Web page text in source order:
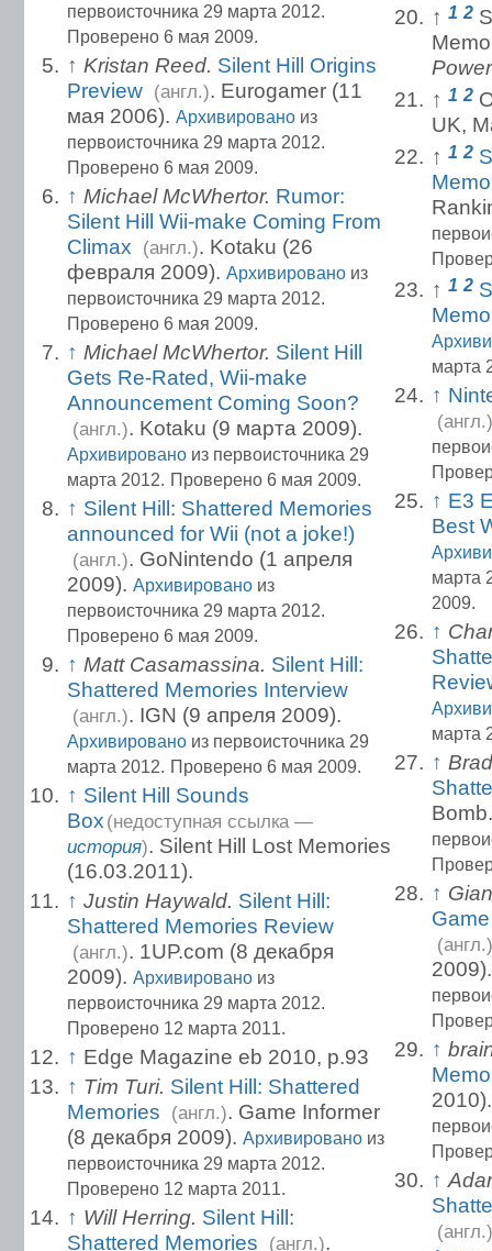
первоисточника 29 марта 2012.
Проверено 6 мая 2009.
↑ Kristan Reed. Silent Hill Origins
Preview (англ.). Eurogamer (11
мая 2006). Архивировано из
первоисточника 29 марта 2012.
Проверено 6 мая 2009.
↑ Michael McWhertor. Rumor:
Silent Hill Wii-make Coming From
Climax
(англ.). Kotaku (26
февраля 2009). Архивировано из
первоисточника 29 марта 2012.
Проверено 6 мая 2009.
↑ Michael McWhertor. Silent Hill
Gets Re-Rated, Wii-make
Announcement Coming Soon?
(англ.) . Kotaku (9 марта 2009).
Архивировано из первоисточника 29
марта 2012. Проверено 6 мая 2009.
↑ Silent Hill: Shattered Memories
announced for Wii (not a joke!)
(англ.). GoNintendo (1 апреля
2009). Архивировано из
первоисточника 29 марта 2012.
Проверено 6 мая 2009.
↑ Matt Casamassina. Silent Hill:
Shattered Memories Interview
(англ.) . IGN (9 апреля 2009).
Архивировано из первоисточника 29
марта 2012. Проверено 6 мая 2009.
↑ Silent Hill Sounds
Box (недоступная ссылка —
история). Silent Hill Lost Memories
(16.03.2011).
↑ Justin Haywald. Silent Hill:
Shattered Memories Review
(англ.). 1UP.com (8 декабря
2009). Архивировано из
первоисточника 29 марта 2012.
Проверено 12 марта 2011.
↑ Edge Magazine eb 2010, p.93
↑ Tim Turi. Silent Hill: Shattered
Memories
(англ.). Game Informer
(8 декабря 2009). Архивировано из
первоисточника 29 марта 2012.
Проверено 12 марта 2011.
↑ Will Herring. Silent Hill:
Shattered Memories
(англ.).
↑ 1 2
Power
↑ 1 2
UK,
↑ 1 2
↑ 1 2
марта
↑
(англ.)
↑ E3
Best
марта
2009.
↑
марта
↑
↑
(англ.)
↑
↑
(англ.)